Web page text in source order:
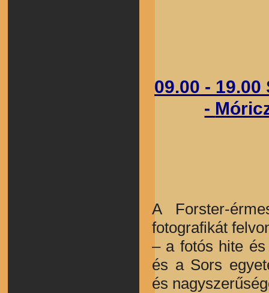
09.00 - 19.00
-
A Forster-
fotografikát
– a fotós hite
és a Sors
és